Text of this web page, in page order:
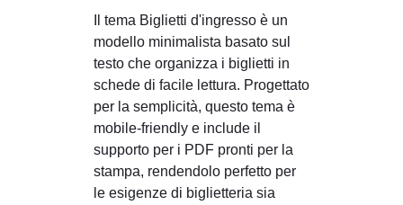
Il tema Biglietti d'ingresso è un
modello minimalista basato sul
testo che organizza i biglietti in
schede di facile lettura. Progettato
per la semplicità, questo tema è
mobile-friendly e include il
supporto per i PDF pronti per la
stampa, rendendolo perfetto per
le esigenze di biglietteria sia